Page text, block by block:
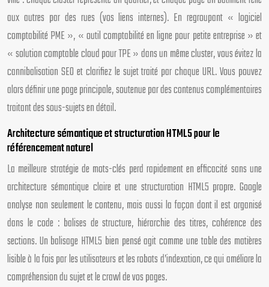
aux autres par des rues (vos liens internes). En regroupant « logiciel
comptabilité PME », « outil comptabilité en ligne pour petite entreprise » et
« solution comptable cloud pour TPE » dans un même cluster, vous évitez la
cannibalisation SEO et clarifiez le sujet traité par chaque URL. Vous pouvez
alors définir une page principale, soutenue par des contenus complémentaires
traitant des sous-sujets en détail.
Architecture sémantique et structuration HTML5 pour le
référencement naturel
La meilleure stratégie de mots-clés perd rapidement en efficacité sans une
architecture sémantique claire et une structuration HTML5 propre. Google
analyse non seulement le contenu, mais aussi la façon dont il est organisé
dans le code : balises de structure, hiérarchie des titres, cohérence des
sections. Un balisage HTML5 bien pensé agit comme une table des matières
lisible à la fois par les utilisateurs et les robots d’indexation, ce qui améliore la
compréhension du sujet et le crawl de vos pages.